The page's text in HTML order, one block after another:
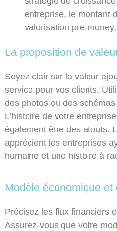
entreprise, le montant
valorisation pre-
La proposition de
Soyez clair sur la valeur
service pour vos clients.
des photos ou des
L’histoire de votre
également être des atouts.
apprécient les entreprises
humaine et une histoire à
Modèle économique et
Précisez les flux financiers
Assurez-vous que votre